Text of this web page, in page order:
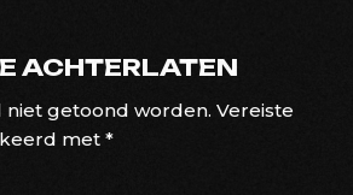
ACHTERLATEN
niet getoond worden. Vereiste
met *